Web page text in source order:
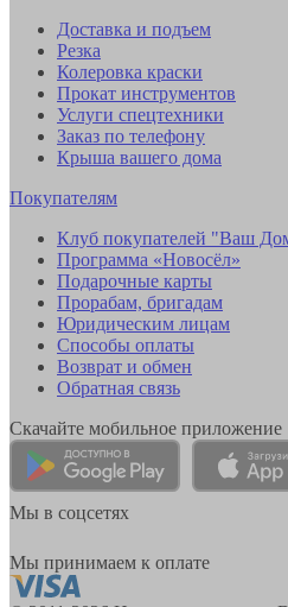
Доставка и подъем
Резка
Колеровка краски
Прокат инструментов
Услуги спецтехники
Заказ по телефону
Крыша вашего дома
Покупателям
Клуб покупателей "Ваш
Программа «Новосёл»
Подарочные карты
Прорабам, бригадам
Юридическим лицам
Способы оплаты
Возврат и обмен
Обратная связь
Скачайте мобильное приложение
Мы в соцсетях
Мы принимаем к оплате